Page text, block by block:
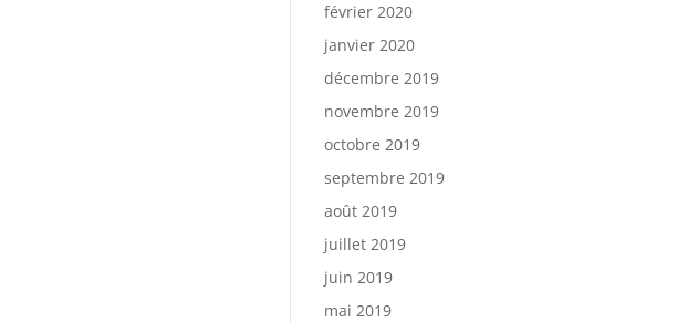
février 2020
janvier 2020
décembre 2019
novembre 2019
octobre 2019
septembre 2019
août 2019
juillet 2019
juin 2019
mai 2019